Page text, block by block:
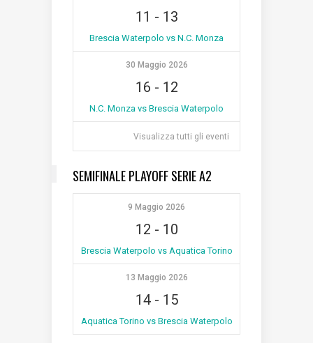
11 - 13
Brescia Waterpolo vs N.C. Monza
30 Maggio 2026
16 - 12
N.C. Monza vs Brescia Waterpolo
Visualizza tutti gli eventi
SEMIFINALE PLAYOFF SERIE A2
9 Maggio 2026
12 - 10
Brescia Waterpolo vs Aquatica Torino
13 Maggio 2026
14- 15
Aquatica Torino vs Brescia Waterpolo